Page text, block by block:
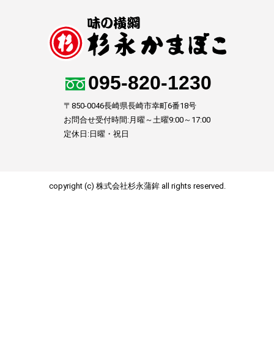
095-820-1230
〒850-0046長崎県長崎市幸町6番18号
お問合せ受付時間:月曜～土曜9:00～17:00
定休日:日曜・祝日
copyright (c) 株式会社杉永蒲鉾 all rights reserved.